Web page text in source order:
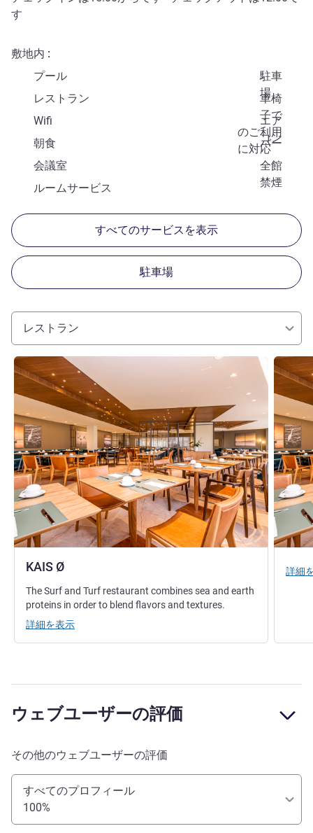
す
敷地内
プール
駐車
場
レストラン
車椅
子で
のご利用
に対応
Wifi
エア
コン
朝食
バー
会議室
全館
禁煙
ルームサービス
すべてのサービスを表示
駐車場
レストラン
KAIS Ø
詳細を表示
The Surf and Turf restaurant combines sea and earth
proteins in order to blend flavors and textures.
詳細を表示
詳細を
詳細
ウェブユーザーの評価
その他のウェブユーザーの評価
すべてのプロフィール
100%